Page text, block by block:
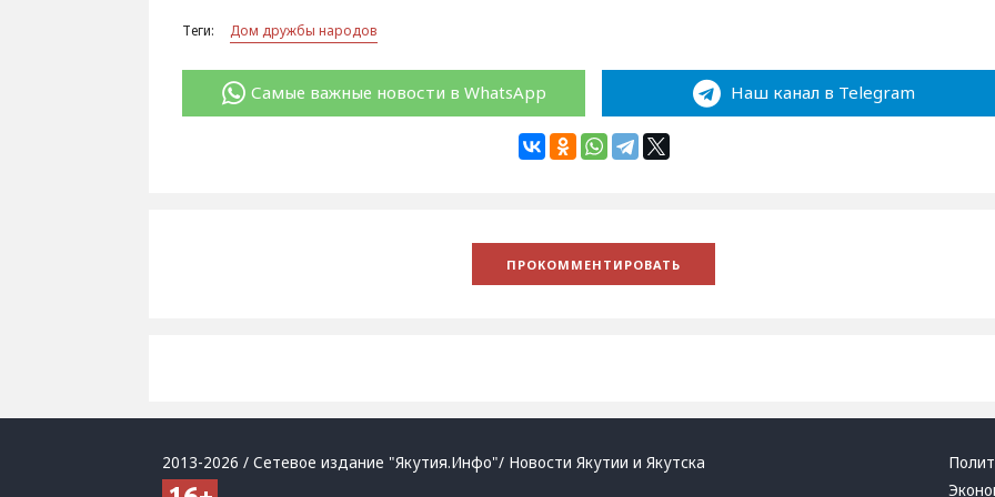
Теги: Дом дружбы народов
Самые важные новости в WhatsApp Наш канал в Telegram
2013-2026 / Сетевое издание "Якутия.Инфо"/ Новости Якутии и Якутска